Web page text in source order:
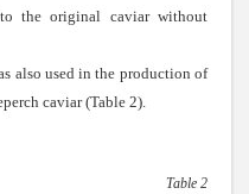
to the original caviar without
also used in the production of
caviar (Table 2).
Table 2